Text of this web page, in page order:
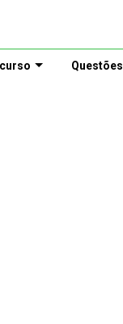
Questões